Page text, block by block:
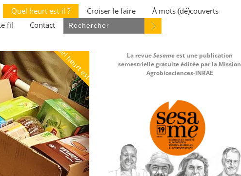
Quel heurt est-il ? Croiser le faire
À mots (dé)couverts
fil Contact
Quel heurt est-il ? La revueSesameest une publication
semestrielle gratuite éditée par la Mission
Agrobiosciences-INRAE